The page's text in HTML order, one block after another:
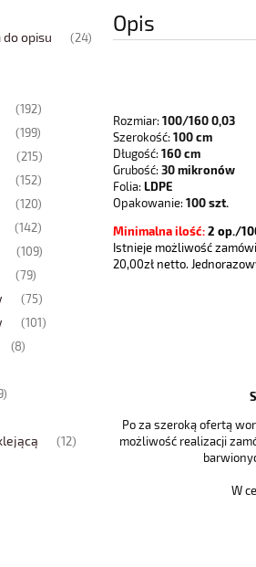
opisu (24)
(192)
(199)
(215)
(152)
(120)
(142)
(109)
(79)
(75)
(101)
(8)
(12)
Opis
Rozmiar: 100/160 0,03
Szerokość: 100 cm
Długość: 160 cm
Grubość: 30 mikronów
Folia: LDPE
Opakowanie: 100 szt.
Minimalna ilość: 2 op./
Istnieje możliwość
20,00zł netto.
Po za szeroką ofertą
możliwość realizacji
W